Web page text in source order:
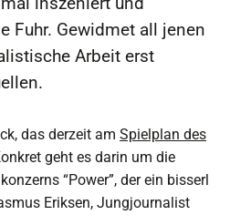
Fuhr. Gewidmet all jenen
Arbeit erst
das derzeit am Spielplan des
geht es darin um die
“Power”, der ein bisserl
Eriksen, Jungjournalist